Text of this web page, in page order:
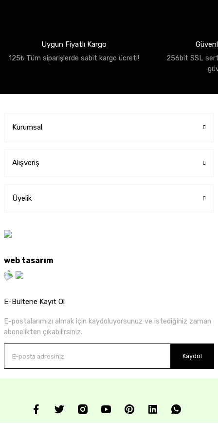
Uygun Fiyatlı Kargo
125₺ Tüm siparişlerde sabit kargo ücreti!
256bit SSL
Kurumsal
Alışveriş
Üyelik
web tasarım
E-Bültene Kayıt Ol
E-postalarımızı almak için kaydoluyorsunuz ve istediğiniz zaman
abonelikten çıkabilirsiniz.
Kaydol